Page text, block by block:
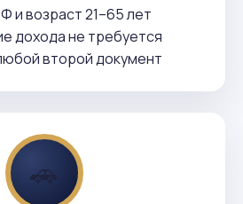
и возраст 21–65 лет
дохода не требуется
второй документ
🚗